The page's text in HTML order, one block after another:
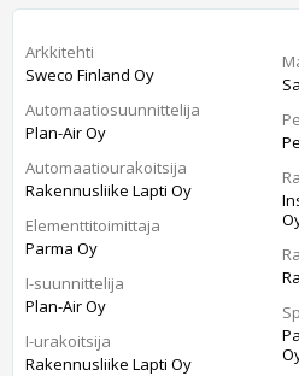
Arkkitehti
Sweco Finland Oy
Automaatiosuunnittelija
Plan-Air Oy
Automaatiourakoitsija
Rakennusliike Lapti Oy
Elementtitoimittaja
Parma Oy
I-suunnittelija
Plan-Air Oy
I-urakoitsija
Rakennusliike Lapti Oy